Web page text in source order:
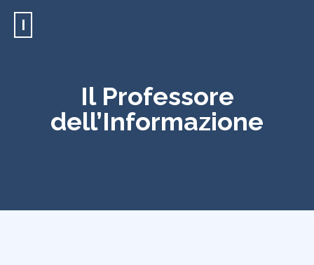
I
Il Professore
dell’Informazione